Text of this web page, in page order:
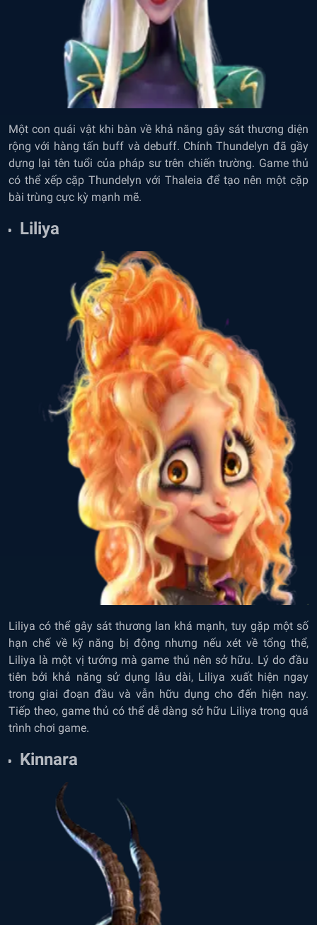
Một con quái vật khi bàn về khả năng gây sát thương diện
rộng với hàng tấn buff và debuff. Chính Thundelyn đã gầy
dựng lại tên tuổi của pháp sư trên chiến trường. Game thủ
có thể xếp cặp Thundelyn với Thaleia để tạo nên một cặp
bài trùng cực kỳ mạnh mẽ.
Liliya
Liliya có thể gây sát thương lan khá mạnh, tuy gặp một số
hạn chế về kỹ năng bị động nhưng nếu xét về tổng thể,
Liliya là một vị tướng mà game thủ nên sở hữu. Lý do đầu
tiên bởi khả năng sử dụng lâu dài, Liliya xuất hiện ngay
trong giai đoạn đầu và vẫn hữu dụng cho đến hiện nay.
Tiếp theo, game thủ có thể dễ dàng sở hữu Liliya trong quá
trình chơi game.
Kinnara